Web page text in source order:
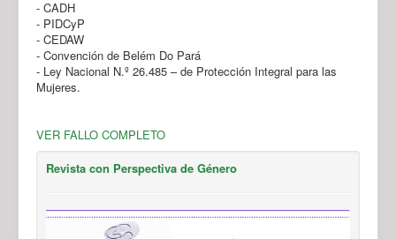
- CADH
- PIDCyP
- CEDAW
- Convención de Belém Do Pará
- Ley Nacional N.º 26.485 – de Protección Integral para las
Mujeres.
VER FALLO COMPLETO
Revista con Perspectiva de Género